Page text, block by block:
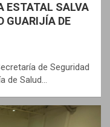
ESTATAL SALVA
GUARIJÍA DE
de Seguridad
de Salud…